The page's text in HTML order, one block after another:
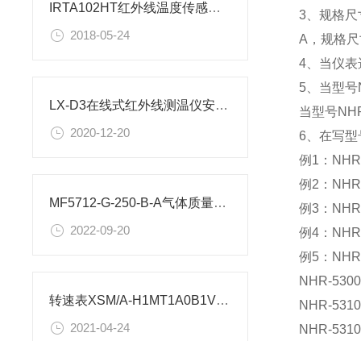
IRTA102HT红外线温度传感器_应用
2018-05-24
LX-D3在线式红外线测温仪安装与量程
2020-12-20
MF5712-G-250-B-A气体质量流量计带通迅功能吗
2022-09-20
转速表XSM/A-H1MT1A0B1V0N尺寸是多少?图文字解析说明
2021-04-24
3、规格
A，规格
4、当仪
5、当型
当型号
6、在写型
例1：
例2：
例3：
例4：
例5：
NHR-
NHR-
NHR-